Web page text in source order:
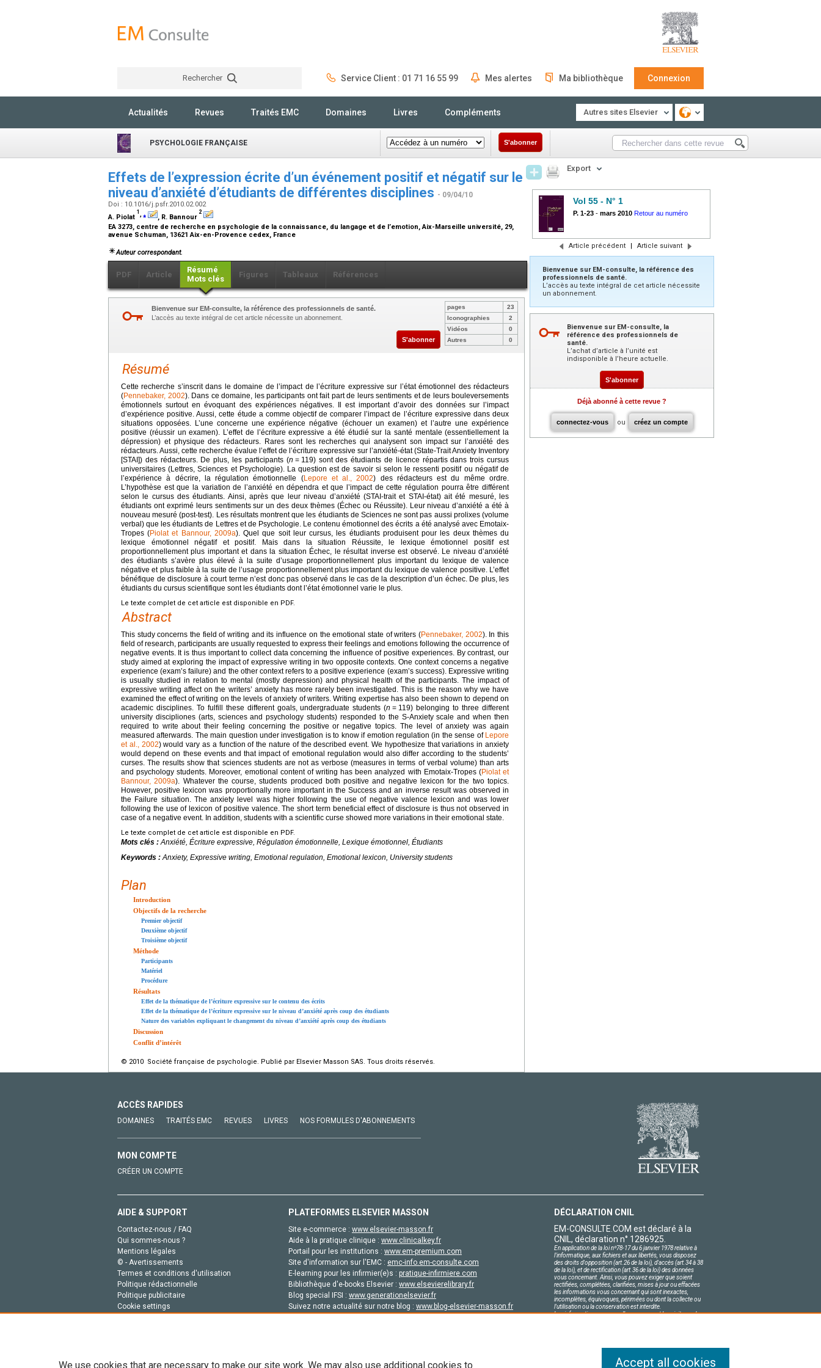
Rechercher Service Client : 01 71 16 55 99 Mes alertes Ma bibliothèque Connexion
Actualités Revues Traités EMC Domaines Livres Compléments Autres sites Elsevier
PSYCHOLOGIE FRANÇAISE S'abonner
Effets de l’expression écrite d’un événement positif et négatif sur le
niveau d’anxiété d’étudiants de différentes disciplines - 09/04/10
Doi : 10.1016/j.psfr.2010.02.002
A. Piolat
1 ,⁎ , R. Bannour
2
EA 3273, centre de recherche en psychologie de la connaissance, du langage et de l’emotion, Aix-Marseille université, 29,
avenue Schuman, 13621 Aix-en-Provence cedex, France
Auteur correspondant.
PDF Article
Résumé
Mots clés
Figures Tableaux Références
Bienvenue sur EM-consulte, la référence des professionnels de santé.
L’accès au texte intégral de cet article nécessite un abonnement.
S'abonner
pages
23
Iconographies
2
Vidéos
0
Autres
0
Résumé
Cette recherche s’inscrit dans le domaine de l’impact de l’écriture expressive sur l’état émotionnel des rédacteurs
(Pennebaker, 2002). Dans ce domaine, les participants ont fait part de leurs sentiments et de leurs bouleversements
émotionnels surtout en évoquant des expériences négatives. Il est important d’avoir des données sur l’impact
d’expérience positive. Aussi, cette étude a comme objectif de comparer l’impact de l’écriture expressive dans deux
situations opposées. L’une concerne une expérience négative (échouer un examen) et l’autre une expérience
positive (réussir un examen). L’effet de l’écriture expressive a été étudié sur la santé mentale (essentiellement la
dépression) et physique des rédacteurs. Rares sont les recherches qui analysent son impact sur l’anxiété des
rédacteurs. Aussi, cette recherche évalue l’effet de l’écriture expressive sur l’anxiété-état (State-Trait Anxiety Inventory
[STAI]) des rédacteurs. De plus, les participants (n = 119) sont des étudiants de licence répartis dans trois cursus
universitaires (Lettres, Sciences et Psychologie). La question est de savoir si selon le ressenti positif ou négatif de
l’expérience à décrire, la régulation émotionnelle (Lepore et al., 2002) des rédacteurs est du même ordre.
L’hypothèse est que la variation de l’anxiété en dépendra et que l’impact de cette régulation pourra être différent
selon le cursus des étudiants. Ainsi, après que leur niveau d’anxiété (STAI-trait et STAI-état) ait été mesuré, les
étudiants ont exprimé leurs sentiments sur un des deux thèmes (Échec ou Réussite). Leur niveau d’anxiété a été à
nouveau mesuré (post-test). Les résultats montrent que les étudiants de Sciences ne sont pas aussi prolixes (volume
verbal) que les étudiants de Lettres et de Psychologie. Le contenu émotionnel des écrits a été analysé avec Emotaix-
Tropes (Piolat et Bannour, 2009a). Quel que soit leur cursus, les étudiants produisent pour les deux thèmes du
lexique émotionnel négatif et positif. Mais dans la situation Réussite, le lexique émotionnel positif est
proportionnellement plus important et dans la situation Échec, le résultat inverse est observé. Le niveau d’anxiété
des étudiants s’avère plus élevé à la suite d’usage proportionnellement plus important du lexique de valence
négative et plus faible à la suite de l’usage proportionnellement plus important du lexique de valence positive. L’effet
bénéfique de disclosure à court terme n’est donc pas observé dans le cas de la description d’un échec. De plus, les
étudiants du cursus scientifique sont les étudiants dont l’état émotionnel varie le plus.
Le texte complet de cet article est disponible en PDF.
Abstract
This study concerns the field of writing and its influence on the emotional state of writers (Pennebaker, 2002). In this
field of research, participants are usually requested to express their feelings and emotions following the occurrence of
negative events. It is thus important to collect data concerning the influence of positive experiences. By contrast, our
study aimed at exploring the impact of expressive writing in two opposite contexts. One context concerns a negative
experience (exam’s failure) and the other context refers to a positive experience (exam’s success). Expressive writing
is usually studied in relation to mental (mostly depression) and physical health of the participants. The impact of
expressive writing affect on the writers’ anxiety has more rarely been investigated. This is the reason why we have
examined the effect of writing on the levels of anxiety of writers. Writing expertise has also been shown to depend on
academic disciplines. To fulfill these different goals, undergraduate students (n = 119) belonging to three different
university discipliones (arts, sciences and psychology students) responded to the S-Anxiety scale and when then
required to write about their feeling concerning the positive or negative topics. The level of anxiety was again
measured afterwards. The main question under investigation is to know if emotion regulation (in the sense of Lepore
et al., 2002) would vary as a function of the nature of the described event. We hypothesize that variations in anxiety
would depend on these events and that impact of emotional regulation would also differ according to the students’
curses. The results show that sciences students are not as verbose (measures in terms of verbal volume) than arts
and psychology students. Moreover, emotional content of writing has been analyzed with Emotaix-Tropes (Piolat et
Bannour, 2009a). Whatever the course, students produced both positive and negative lexicon for the two topics.
However, positive lexicon was proportionally more important in the Success and an inverse result was observed in
the Failure situation. The anxiety level was higher following the use of negative valence lexicon and was lower
following the use of lexicon of positive valence. The short term beneficial effect of disclosure is thus not observed in
case of a negative event. In addition, students with a scientific curse showed more variations in their emotional state.
Le texte complet de cet article est disponible en PDF.
Mots clés :Anxiété, Écriture expressive, Régulation émotionnelle, Lexique émotionnel, Étudiants
Keywords :Anxiety, Expressive writing, Emotional regulation, Emotional lexicon, University students
Plan
Introduction
Objectifs de la recherche
Premier objectif
Deuxième objectif
Troisième objectif
Méthode
Participants
Matériel
Procédure
Résultats
Effet de la thématique de l’écriture expressive sur le contenu des écrits
Effet de la thématique de l’écriture expressive sur le niveau d’anxiété après coup des étudiants
Nature des variables expliquant le changement du niveau d’anxiété après coup des étudiants
Discussion
Conflit d’intérêt
© 2010 Société française de psychologie. Publié par Elsevier Masson SAS. Tous droits réservés.
Export
Vol 55 - N° 1
P. 1-23 - mars 2010 Retour au numéro
Article précédent | Article suivant
Bienvenue sur EM-consulte, la référence des
professionnels de santé.
L’accès au texte intégral de cet article nécessite
un abonnement.
Bienvenue sur EM-consulte, la
référence des professionnels de
santé.
L’achat d’article à l’unité est
indisponible à l’heure actuelle.
S'abonner
Déjà abonné à cette revue ?
connectez-vous ou créez un compte
ACCÈS RAPIDES
DOMAINES TRAITÉS EMC REVUES LIVRES NOS FORMULES D'ABONNEMENTS
MON COMPTE
CRÉER UN COMPTE
AIDE & SUPPORT
Contactez-nous / FAQ
Qui sommes-nous ?
Mentions légales
© - Avertissements
Termes et conditions d'utilisation
Politique rédactionnelle
Politique publicitaire
Cookie settings
PLATEFORMES ELSEVIER MASSON
Site e-commerce : www.elsevier-masson.fr
Aide à la pratique clinique : www.clinicalkey.fr
Portail pour les institutions : www.em-premium.com
Site d'information sur l'EMC : emc-info.em-consulte.com
E-learning pour les infirmier(e)s : pratique-infirmiere.com
Bibliothèque d'e-books Elsevier : www.elsevierelibrary.fr
Blog special IFSI : www.generationelsevier.fr
Suivez notre actualité sur notre blog : www.blog-elsevier-masson.fr
DÉCLARATION CNIL
EM-CONSULTE.COM est déclaré à la
CNIL, déclaration n° 1286925.
En application de la loi nº78-17 du 6 janvier 1978 relative à
l'informatique, aux fichiers et aux libertés, vous disposez
des droits d'opposition (art.26 de la loi), d'accès (art.34 à 38
de la loi), et de rectification (art.36 de la loi) des données
vous concernant. Ainsi, vous pouvez exiger que soient
rectifiées, complétées, clarifiées, mises à jour ou effacées
les informations vous concernant qui sont inexactes,
incomplètes, équivoques, périmées ou dont la collecte ou
l'utilisation ou la conservation est interdite.
Les informations personnelles concernant les visiteurs de
We use cookies that are necessary to make our site work. We may also use additional cookies to Accept all cookies